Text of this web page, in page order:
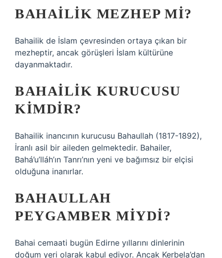
BAHAILIK MEZHEP MI?
Bahailik de İslam çevresinden ortaya çıkan bir
mezheptir, ancak görüşleri İslam kültürüne
dayanmaktadır.
BAHAILIK KURUCUSU
KIMDIR?
Bahailik inancının kurucusu Bahaullah (1817-1892),
İranlı asil bir aileden gelmektedir. Bahailer,
Bahá’u’lláh’ın Tanrı’nın yeni ve bağımsız bir elçisi
olduğuna inanırlar.
BAHAULLAH
PEYGAMBER MIYDI?
Bahai cemaati bugün Edirne yıllarını dinlerinin
doğum yeri olarak kabul ediyor. Ancak Kerbela’dan